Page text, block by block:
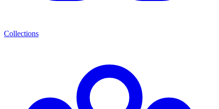
Collections